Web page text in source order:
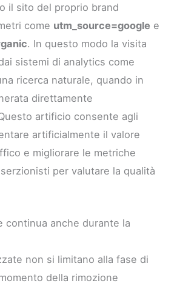
il sito del proprio brand
come utm_source=google e
. In questo modo la visita
sistemi di analytics come
ricerca naturale, quando in
direttamente
artificio consente agli
artificialmente il valore
e migliorare le metriche
per valutare la qualità
continua anche durante la
non si limitano alla fase di
della rimozione